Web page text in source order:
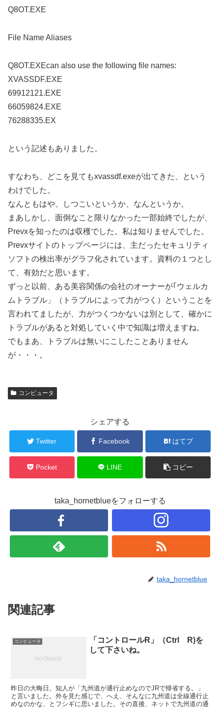
Q8OT.EXE
File Name Aliases
Q8OT.EXEcan also use the following file names:
XVASSDF.EXE
69912121.EXE
66059824.EXE
76288335.EX
という記述もありました。
すなわち、どこを見てもxvassdf.exeが出てきた、という
わけでした。
なんともはや、しつこいというか、なんというか。
まあしかし、面倒なこと限りなかった一部始終でしたが、
Prevxを知ったのは収穫でした。私は知りませんでした。
Prevxサイトのトップページには、主だったセキュリティ
ソフトの検出率がグラフ化されています。資料の１つとし
て、有効だと思います。
ずっと以前、ある美容関係の会社のオーナーが｢ウェルカ
ムトラブル」（トラブルによって力がつく）ということを
言われてましたが、力がつくつかないは別として、確かに
トラブルがあると対処していく中で知識は増えますね。
でもまあ、トラブルは無いにこしたことありません
が・・・。
コンピュータ
シェアする
Twitter Facebook はてブ
Pocket LINE コピー
taka_hornetblueをフォローする
taka_hornetblue
関連記事
コンピュータ
「コントロールR」（Ctrl R)を
して下さいね。
昨日の大晦日。知人が「九州道が通行止めなのでJRで帰省する。」
と言いました。外を見た感じで、へえ、そんなに九州道は全線通行止
めなのかな、とフシギに思いました。その直後、ネットで九州道の通